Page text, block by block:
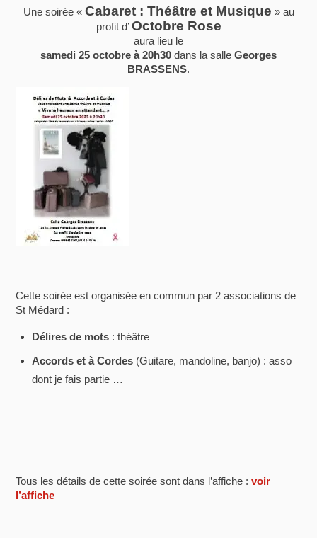
Une soirée « Cabaret : Théâtre et Musique » au
profit d’Octobre Rose
aura lieu le
samedi 25 octobre à 20h30 dans la salle Georges
BRASSENS.
Cette soirée est organisée en commun par 2 associations de
St Médard :
Délires de mots : théâtre
Accords et à Cordes (Guitare, mandoline, banjo) : asso
dont je fais partie …
Tous les détails de cette soirée sont dans l’affiche :voir
l’affiche